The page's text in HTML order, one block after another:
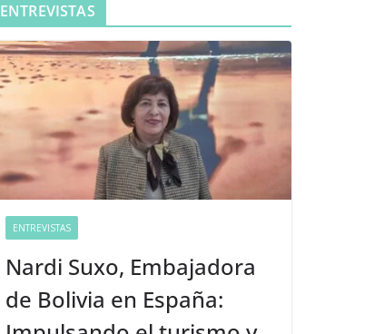
ENTREVISTAS
ENTREVISTAS
Nardi Suxo, Embajadora
de Bolivia en España: